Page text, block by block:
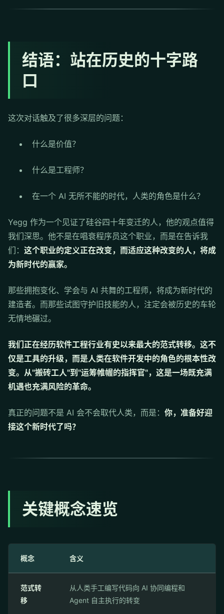
结语：站在历史的十字路
口
这次对话触及了很多深层的问题：
什么是价值？
什么是工程师？
在一个 AI 无所不能的时代，人类的角色是什么？
Yegg 作为一个见证了硅谷四十年变迁的人，他的观点值得
我们深思。他不是在唱衰程序员这个职业，而是在告诉我
们： 这个职业的定义正在改变，而适应这种改变的人，将成
为新时代的赢家。
那些拥抱变化、学会与 AI 共舞的工程师，将成为新时代的
建造者。而那些试图守护旧技能的人，注定会被历史的车轮
无情地碾过。
我们正在经历软件工程行业有史以来最大的范式转移。这不
仅是工具的升级，而是人类在软件开发中的角色的根本性改
变。从"搬砖工人"到"运筹帷幄的指挥官"，这是一场既充满
机遇也充满风险的革命。
真正的问题不是 AI 会不会取代人类，而是： 你，准备好迎
接这个新时代了吗？
关键概念速览
概念 含义
范式转
移
从人类手工编写代码向 AI 协同编程和
Agent 自主执行的转变